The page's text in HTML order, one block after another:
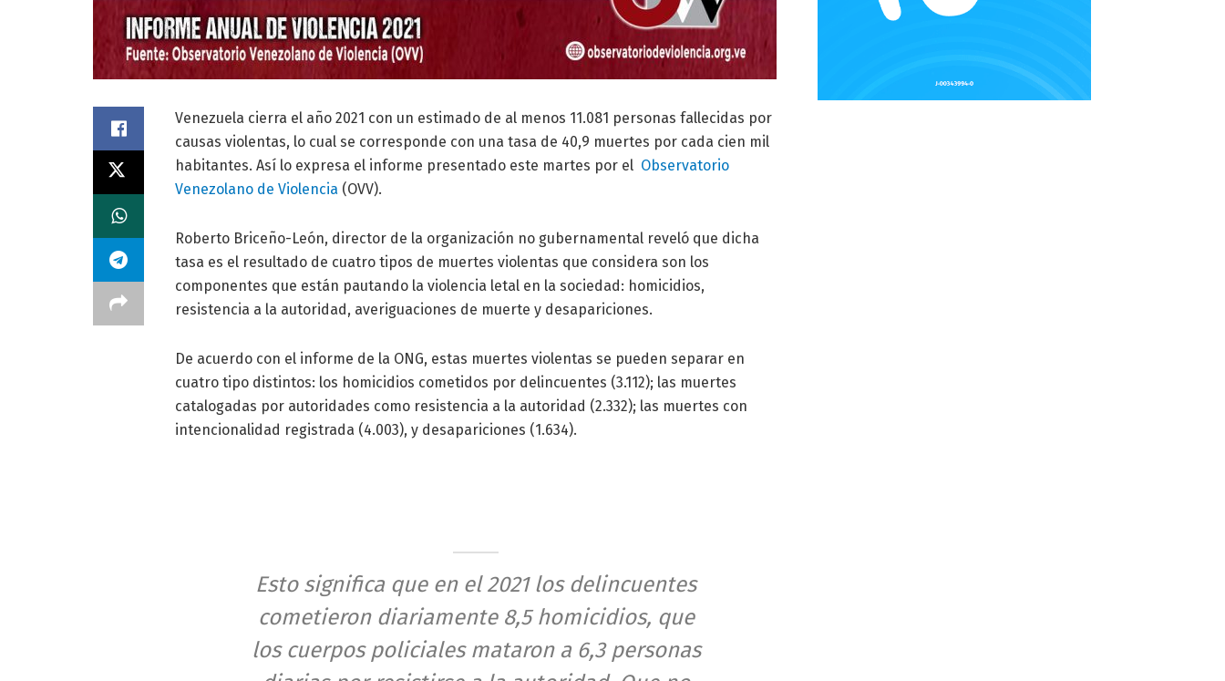
Venezuela cierra el año 2021 con un estimado de al menos 11.081 personas fallecidas por
causas violentas, lo cual se corresponde con una tasa de 40,9 muertes por cada cien mil
habitantes. Así lo expresa el informe presentado este martes por el Observatorio
Venezolano de Violencia (OVV).
Roberto Briceño-León, director de la organización no gubernamental reveló que dicha
tasa es el resultado de cuatro tipos de muertes violentas que considera son los
componentes que están pautando la violencia letal en la sociedad: homicidios,
resistencia a la autoridad, averiguaciones de muerte y desapariciones.
De acuerdo con el informe de la ONG, estas muertes violentas se pueden separar en
cuatro tipo distintos: los homicidios cometidos por delincuentes (3.112); las muertes
catalogadas por autoridades como resistencia a la autoridad (2.332); las muertes con
intencionalidad registrada (4.003), y desapariciones (1.634).
Esto significa que en el 2021 los delincuentes
cometieron diariamente 8,5 homicidios, que
los cuerpos policiales mataron a 6,3 personas